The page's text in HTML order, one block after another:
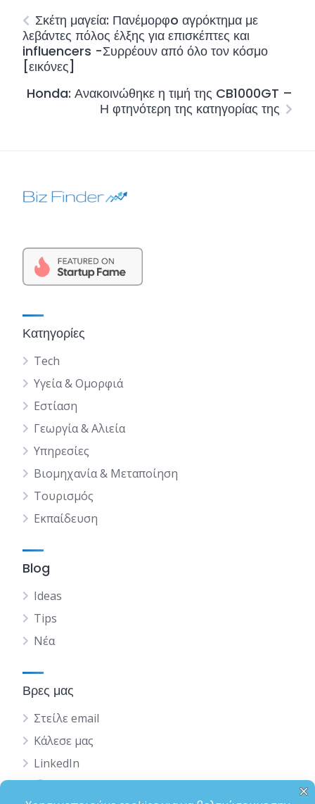
Σκέτη μαγεία: Πανέμορφo αγρόκτημα με
λεβάντες πόλος έλξης για επισκέπτες και
influencers -Συρρέουν από όλο τον κόσμο
[εικόνες]
Honda: Ανακοινώθηκε η τιμή της CB1000GT –
Η φτηνότερη της κατηγορίας της
Κατηγορίες
Tech
Υγεία & Ομορφιά
Εστίαση
Γεωργία & Αλιεία
Υπηρεσίες
Βιομηχανία & Μεταποίηση
Τουρισμός
Εκπαίδευση
Blog
Ideas
Tips
Νέα
Βρες μας
Στείλε email
Κάλεσε μας
LinkedIn